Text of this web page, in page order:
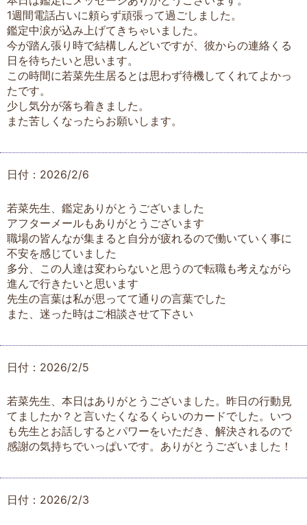
1週間電話占いに頼らず頑張って過ごしました。
鑑定中涙が込み上げてきちゃいました。
今が踏ん張り時で結構しんどいですが、彼からの連絡くる
日を待ちたいと思います。
この時間に若菜先生居るとは思わず待機してくれてよかっ
たです。
少し気分が落ち着きました。
また苦しくなったらお願いします。
日付：2026/2/6
若菜先生、鑑定ありがとうございました
アフターメールもありがとうございます
職場の皆んなが集まると自分が疲れるので働いていく事に
不安を感じていました
多分、この人達は変わらないと思うので転職も考えながら
進んで行きたいと思います
先生の言葉は私が思ってて通りの言葉でした
また、迷った時はご相談させて下さい
日付：2026/2/5
若菜先生、本日はありがとうございました。昨日の行動見
てましたか？と言いたくなるくらいのカードでした。いつ
も先生とお話しするとパワーをいただき、解決されるので
感謝の気持ちでいっぱいです。ありがとうございました！
日付：2026/2/3